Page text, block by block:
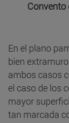
Convento
En el plano
bien
ambos casos
el caso de los
mayor
tan marcada